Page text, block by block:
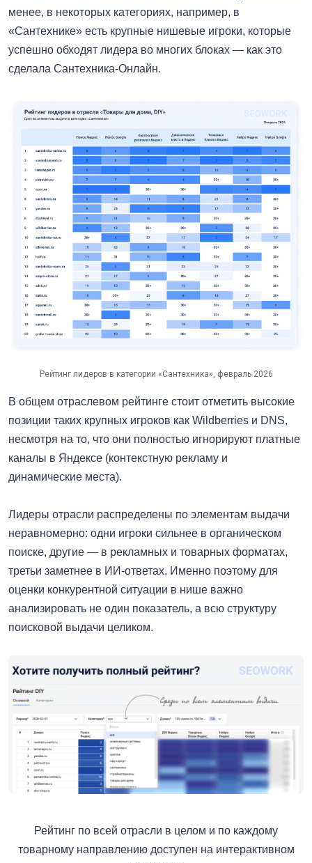
менее, в некоторых категориях, например, в
«Сантехнике» есть крупные нишевые игроки, которые
успешно обходят лидера во многих блоках — как это
сделала Сантехника-Онлайн.
Рейтинг лидеров в категории «Сантехника», февраль 2026
В общем отраслевом рейтинге стоит отметить высокие
позиции таких крупных игроков как Wildberries и DNS,
несмотря на то, что они полностью игнорируют платные
каналы в Яндексе (контекстную рекламу и
динамические места).
Лидеры отрасли распределены по элементам выдачи
неравномерно: одни игроки сильнее в органическом
поиске, другие — в рекламных и товарных форматах,
третьи заметнее в ИИ-ответах. Именно поэтому для
оценки конкурентной ситуации в нише важно
анализировать не один показатель, а всю структуру
поисковой выдачи целиком.
Рейтинг по всей отрасли в целом и по каждому
товарному направлению доступен на интерактивном